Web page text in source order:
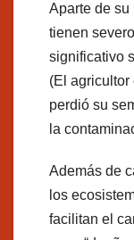
Aparte de su
tienen
significativo
(El
perdió su
la
Además de
los
facilitan el